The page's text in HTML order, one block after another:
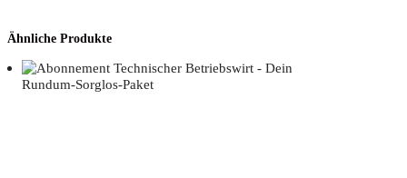
Ähnliche Produkte